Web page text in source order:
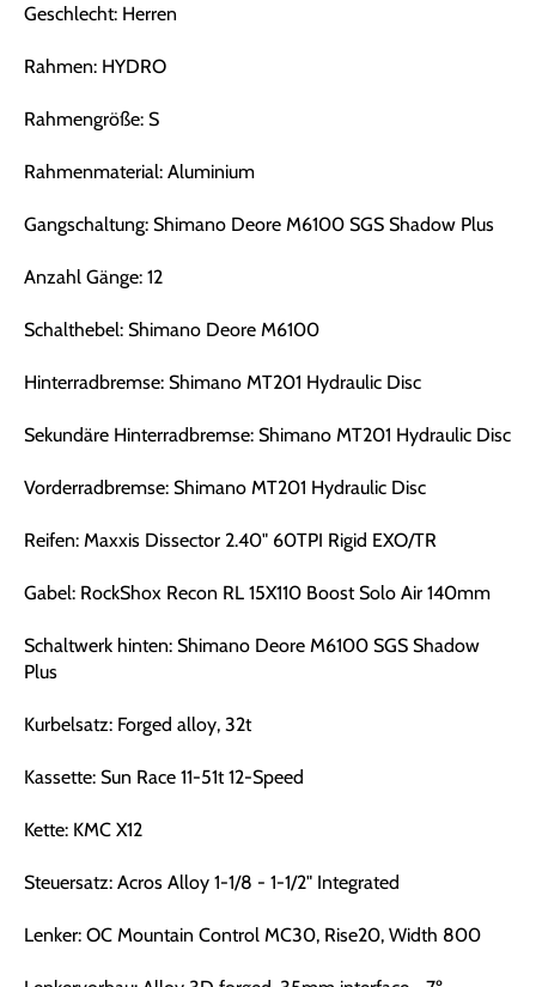
Geschlecht: Herren
Rahmen: HYDRO
Rahmengröße: S
Rahmenmaterial: Aluminium
Gangschaltung: Shimano Deore M6100 SGS Shadow Plus
Anzahl Gänge: 12
Schalthebel: Shimano Deore M6100
Hinterradbremse: Shimano MT201 Hydraulic Disc
Sekundäre Hinterradbremse: Shimano MT201 Hydraulic Disc
Vorderradbremse: Shimano MT201 Hydraulic Disc
Reifen: Maxxis Dissector 2.40" 60TPI Rigid EXO/TR
Gabel: RockShox Recon RL 15X110 Boost Solo Air 140mm
Schaltwerk hinten: Shimano Deore M6100 SGS Shadow
Plus
Kurbelsatz: Forged alloy, 32t
Kassette: Sun Race 11-51t 12-Speed
Kette: KMC X12
Steuersatz: Acros Alloy 1-1/8 - 1-1/2" Integrated
Lenker: OC Mountain Control MC30, Rise20, Width 800